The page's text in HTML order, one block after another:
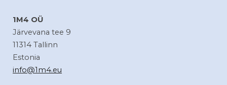
1M4 OÜ
Järvevana tee 9
11314 Tallinn
Estonia
info@1m4.eu